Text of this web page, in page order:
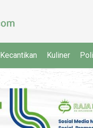
Kecantikan Kuliner